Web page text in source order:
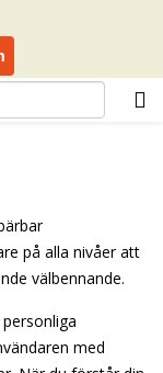
på alla nivåer att
välbefinnande.
med